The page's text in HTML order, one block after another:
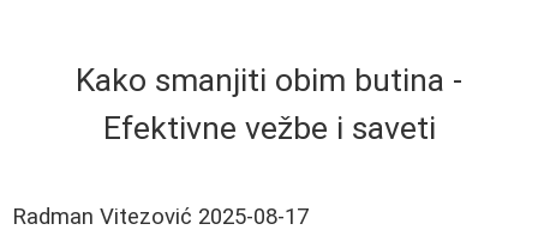
Kako smanjiti obim butina -
Efektivne vežbe i saveti
Radman Vitezović 2025-08-17